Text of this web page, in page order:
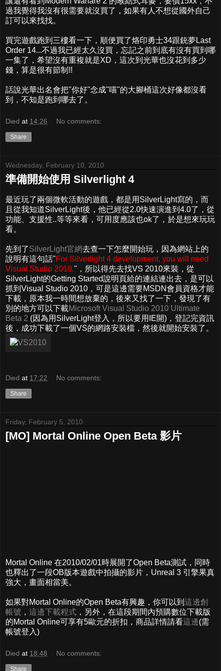
過我覺得我沒有很需要就沒買了，如果有人不想從國外自己
訂可以來找找。
買完遊戲跑到三樓看一下，順便買了烙印勇士34跟銃夢Last
Order 14...不過我已經太久沒買，忘記之前到底有沒有買到哪
一集了，希望沒有重複就是XD，這次到光華也沒花到多少
錢，算是很有節制!!
話說光華出名會把"你好"念成"喵"的大腳桶這次好像都沒看
到，不知是跑到哪去了。
Died at 14:26 No comments:
Share
Wednesday, February 10, 2010
準備開始使用 Silverlight 4
最近玩了兩個微軟活動的遊戲，都是用SilverLight寫的，而
且從我知道SilverLight後，他已經從2.0快速演進到4.0了，從
功能、支援性..等等來看，可用度應該也ok了，於是想來玩玩
看。
先到了SilverLight官網去查一下怎麼開始玩，因為網站上的
說明有這句話"For Silverlight 4 development, you will need
Visual Studio 2010."，所以得先去找VS 2010來裝，從
SilverLight的Getting Started說明頁給的連結連出去，是可以
抓到Visual Studio 2010，可是這邊需要MSDN會員資格才能
下載，原本我一時間想放棄的，後來又找了一下，發現了有
別的地方可以下載Microsoft Visual Studio 2010 Ultimate
Beta 2 (因為用SilverLight登入，所以要用IE開)，登記完資訊
後，成功下載了一個VS的網路安裝檔，然後就開始安裝了。
Died at 17:22 No comments:
Share
Friday, February 5, 2010
[MO] Mortal Online Open Beta 影片
Mortal Online 在2010/02/01時展開了Open Beta測試，同時
也釋出了一段OB版本遊戲中拍攝的影片，Unreal 3 引擎果真
強大，畫面相當美。
如果對Mortal Online的Open Beta有興趣，你可以到 這邊創
帳號 ， 這邊下載程式 ，另外，在這段期間內預購數位下載版
的Mortal Online可享有5歐元的折扣，商品詳情請看這邊(需
帳號登入)
Died at 18:48 No comments:
Share